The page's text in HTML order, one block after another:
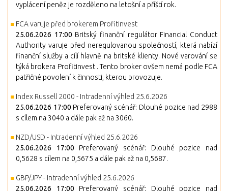
vyplácení peněz je rozděleno na letošní a příští rok.
FCA varuje před brokerem Profitinvest
25.06.2026 17:00 Britský finanční regulátor Financial Conduct
Authority varuje před neregulovanou společností, která nabízí
finanční služby a cílí hlavně na britské klienty. Nové varování se
týká brokera Profitinvest . Tento broker ovšem nemá podle FCA
patřičné povolení k činnosti, kterou provozuje.
Index Russell 2000 - Intradenní výhled 25.6.2026
25.06.2026 17:00 Preferovaný scénář: Dlouhé pozice nad 2988
s cílem na 3040 a dále pak až na 3060.
NZD/USD - Intradenní výhled 25.6.2026
25.06.2026 17:00 Preferovaný scénář: Dlouhé pozice nad
0,5628 s cílem na 0,5675 a dále pak až na 0,5687.
GBP/JPY - Intradenní výhled 25.6.2026
25.06.2026 17:00 Preferovaný scénář: Dlouhé pozice nad